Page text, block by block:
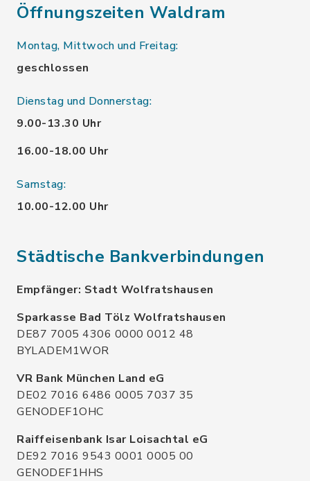
Öffnungszeiten Waldram
Montag, Mittwoch und Freitag:
geschlossen
Dienstag und Donnerstag:
9.00-13.30 Uhr
16.00-18.00 Uhr
Samstag:
10.00-12.00 Uhr
Städtische Bankverbindungen
Empfänger: Stadt Wolfratshausen
Sparkasse Bad Tölz Wolfratshausen
DE87 7005 4306 0000 0012 48
BYLADEM1WOR
VR Bank München Land eG
DE02 7016 6486 0005 7037 35
GENODEF1OHC
Raiffeisenbank Isar Loisachtal eG
DE92 7016 9543 0001 0005 00
GENODEF1HHS